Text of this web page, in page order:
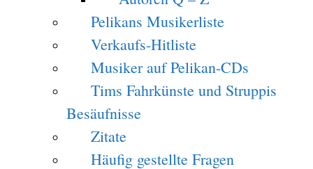
Pelikans Musikerliste
Verkaufs-Hitliste
Musiker auf Pelikan-CDs
Tims Fahrkünste und Struppis
Besäufnisse
Zitate
Häufig gestellte Fragen